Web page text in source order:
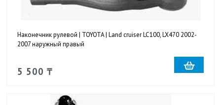
Наконечник рулевой | TOYOTA | Land cruiser LC100, LX470 2002-
2007 наружный правый
5 500 ₸